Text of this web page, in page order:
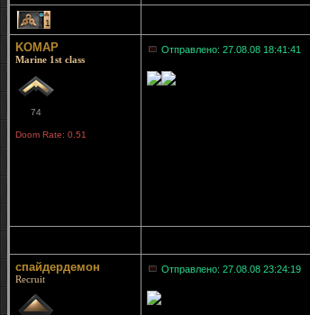
1
KOMAP
Marine 1st class
74
Doom Rate: 0.51
Отправлено: 27.08.08 18:41:41
спайдердемон
Recruit
Отправлено: 27.08.08 23:24:19